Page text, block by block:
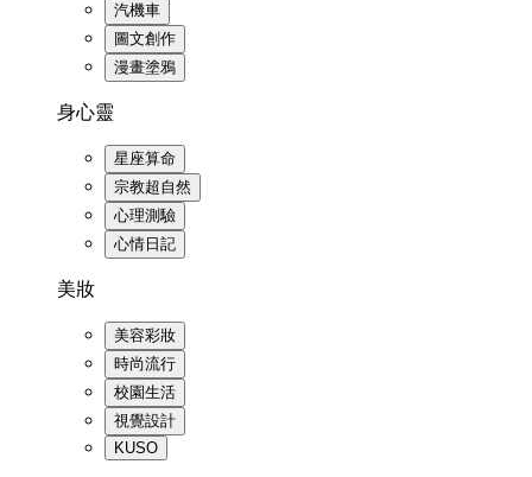
汽機車
圖文創作
漫畫塗鴉
身心靈
星座算命
宗教超自然
心理測驗
心情日記
美妝
美容彩妝
時尚流行
校園生活
視覺設計
KUSO